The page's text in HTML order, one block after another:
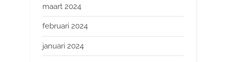
maart 2024
februari 2024
januari 2024